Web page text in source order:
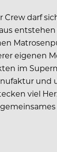
Crew darf
eigenen
im
und
viel